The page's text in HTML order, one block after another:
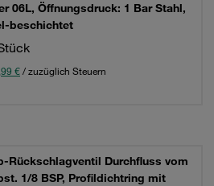
06L, Öffnungsdruck: 1 Bar Stahl,
beschichtet
€/ zuzüglich Steuern
Rückschlagventil Durchfluss vom
1/8 BSP, Profildichtring mit